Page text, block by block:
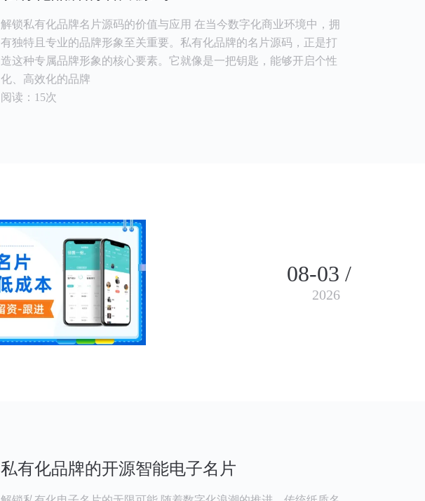
解锁私有化品牌名片源码的价值与应用 在当今数字化商业环境中，拥
有独特且专业的品牌形象至关重要。私有化品牌的名片源码，正是打
造这种专属品牌形象的核心要素。它就像是一把钥匙，能够开启个性
化、高效化的品牌
阅读：15次
08-03 /
2026
私有化品牌的开源智能电子名片